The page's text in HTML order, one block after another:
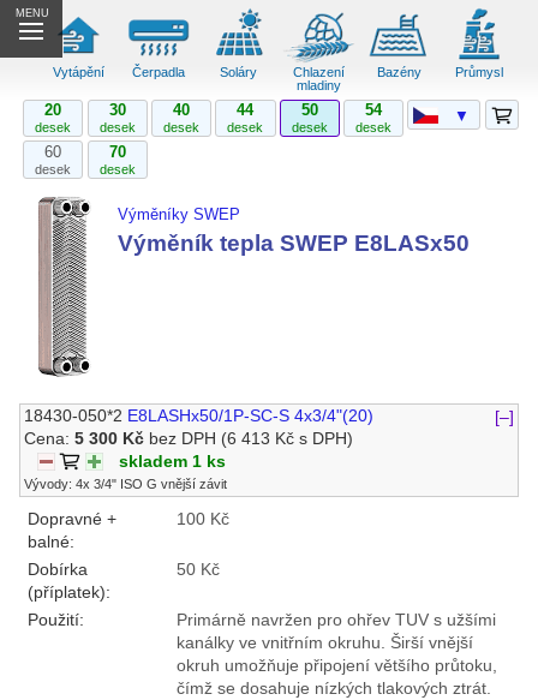
MENU
Vytápění Čerpadla Soláry
Chlazení
mladiny
Bazény Průmysl
20
desek
30
desek
40
desek
44
desek
50
desek
54
desek
60
desek
70
desek
Výměníky SWEP
Výměník tepla SWEP E8LASx50
18430-050*2 E8LASHx50/1P-SC-S 4x3/4"(20)
[–]
Cena:5 300 Kč bez DPH (6 413 Kč s DPH)
skladem 1 ks
Vývody: 4x 3/4" ISO G vnější závit
Dopravné +
balné:
100 Kč
Dobírka
(příplatek):
50 Kč
Použití:
Primárně navržen pro ohřev TUV s užšími
kanálky ve vnitřním okruhu. Širší vnější
okruh umožňuje připojení většího průtoku,
čímž se dosahuje nízkých tlakových ztrát.
▼